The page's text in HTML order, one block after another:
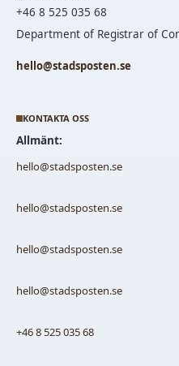
+46 8 525 035 68
Department of Registrar of
hello@stadsposten.se
KONTAKTA OSS
Allmänt:
hello@stadsposten.se
hello@stadsposten.se
hello@stadsposten.se
hello@stadsposten.se
+46 8 525 035 68